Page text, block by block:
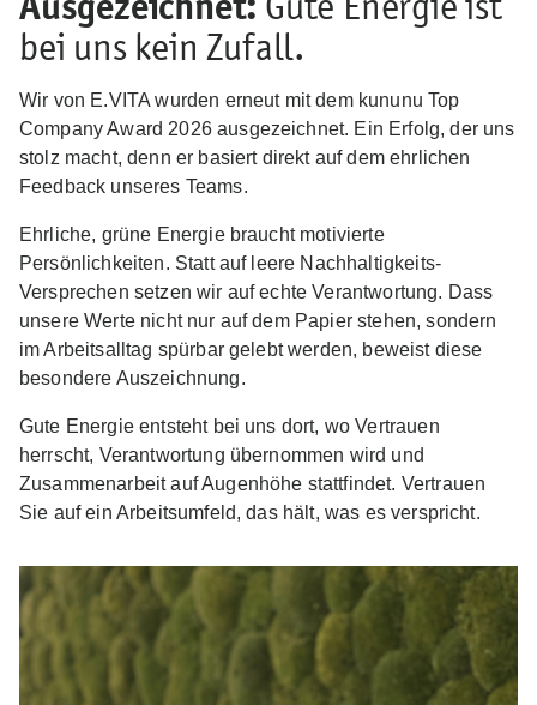
bei uns kein Zufall.
Wir von E.VITA wurden erneut mit dem kununu Top
Company Award 2026 ausgezeichnet. Ein Erfolg, der uns
stolz macht, denn er basiert direkt auf dem ehrlichen
Feedback unseres Teams.
Ehrliche, grüne Energie braucht motivierte
Persönlichkeiten. Statt auf leere Nachhaltigkeits-
Versprechen setzen wir auf echte Verantwortung. Dass
unsere Werte nicht nur auf dem Papier stehen, sondern
im Arbeitsalltag spürbar gelebt werden, beweist diese
besondere Auszeichnung.
Gute Energie entsteht bei uns dort, wo Vertrauen
herrscht, Verantwortung übernommen wird und
Zusammenarbeit auf Augenhöhe stattfindet. Vertrauen
Sie auf ein Arbeitsumfeld, das hält, was es verspricht.